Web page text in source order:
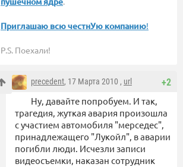
Приглашаю всю честнУю компанию!
P.S. Поехали!
+2
precedent, 17 Марта 2010 , url
Ну, давайте попробуем. И так,
трагедия, жуткая авария произошла
с участием автомобиля "мерседес",
принадлежащего "Лукойл", в аварии
погибли люди. Исчезли записи
видеосъемки, наказан сотрудник